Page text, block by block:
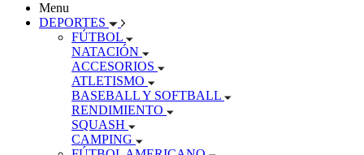
Menu
DEPORTES
FÚTBOL
NATACIÓN
ACCESORIOS
ATLETISMO
BASEBALL Y SOFTBALL
RENDIMIENTO
SQUASH
CAMPING